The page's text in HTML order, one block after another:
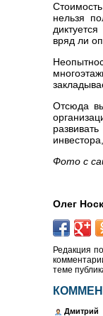
нельзя
вряд ли
Отсюда
Фото с
Олег
Редакция
теме
Дмитрий